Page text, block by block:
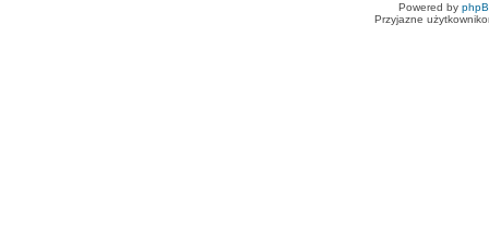
Powered by
Przyjazne